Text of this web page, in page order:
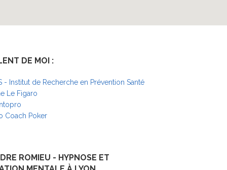
DE MOI :
- Institut de Recherche en Prévention Santé
Le Figaro
Coach Poker
ROMIEU - HYPNOSE ET